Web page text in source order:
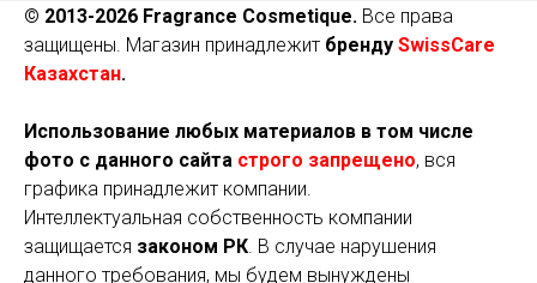
© 2013-2026 Fragrance Cosmetique. Все права
защищены. Магазин принадлежит бренду SwissCare
Казахстан.
Использование любых материалов в том числе
фото с данного сайта строго запрещено, вся
графика принадлежит компании.
Интеллектуальная собственность компании
защищается законом РК. В случае нарушения
данного требования, мы будем вынуждены